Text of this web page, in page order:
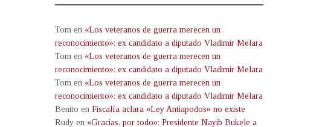
Tom en «Los veteranos de guerra merecen un
reconocimiento»: ex candidato a diputado Vladimir Melara
Tom en «Los veteranos de guerra merecen un
reconocimiento»: ex candidato a diputado Vladimir Melara
Tom en «Los veteranos de guerra merecen un
reconocimiento»: ex candidato a diputado Vladimir Melara
Benito en Fiscalía aclara «Ley Antiapodos» no existe
Rudy en «Gracias, por todo»: Presidente Nayib Bukele a